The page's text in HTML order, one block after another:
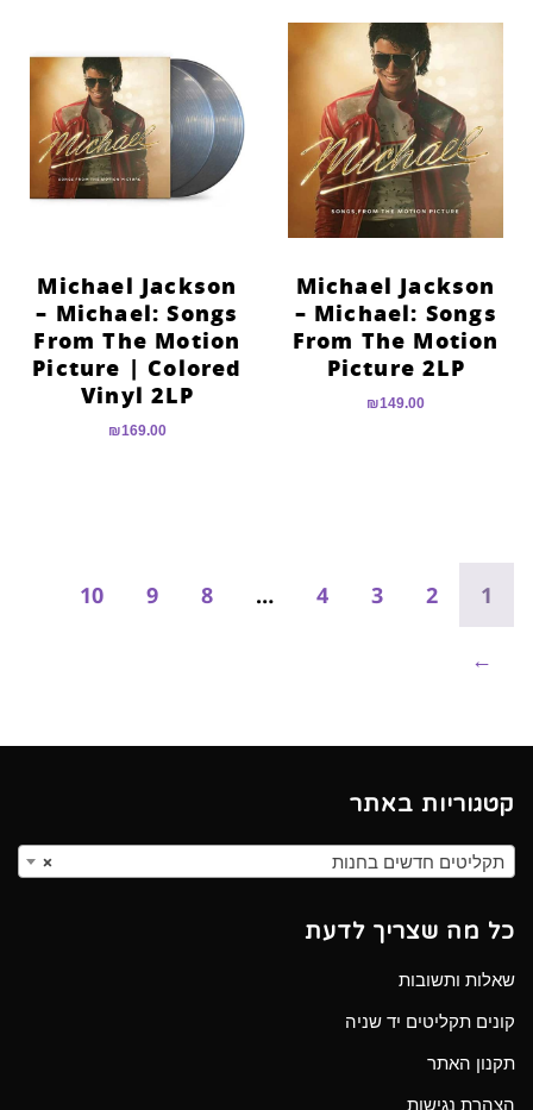
Michael Jackson
– Michael: Songs
From The Motion
Picture 2LP
₪149.00
Michael Jackson
– Michael: Songs
From The Motion
Picture | Colored
Vinyl 2LP
₪169.00
1
2
3
4
…
8
9
10
←
קטגוריות באתר
× תקליטים חדשים בחנות
כל מה שצריך לדעת
שאלות ותשובות
קונים תקליטים יד שניה
תקנון האתר
הצהרת נגישות